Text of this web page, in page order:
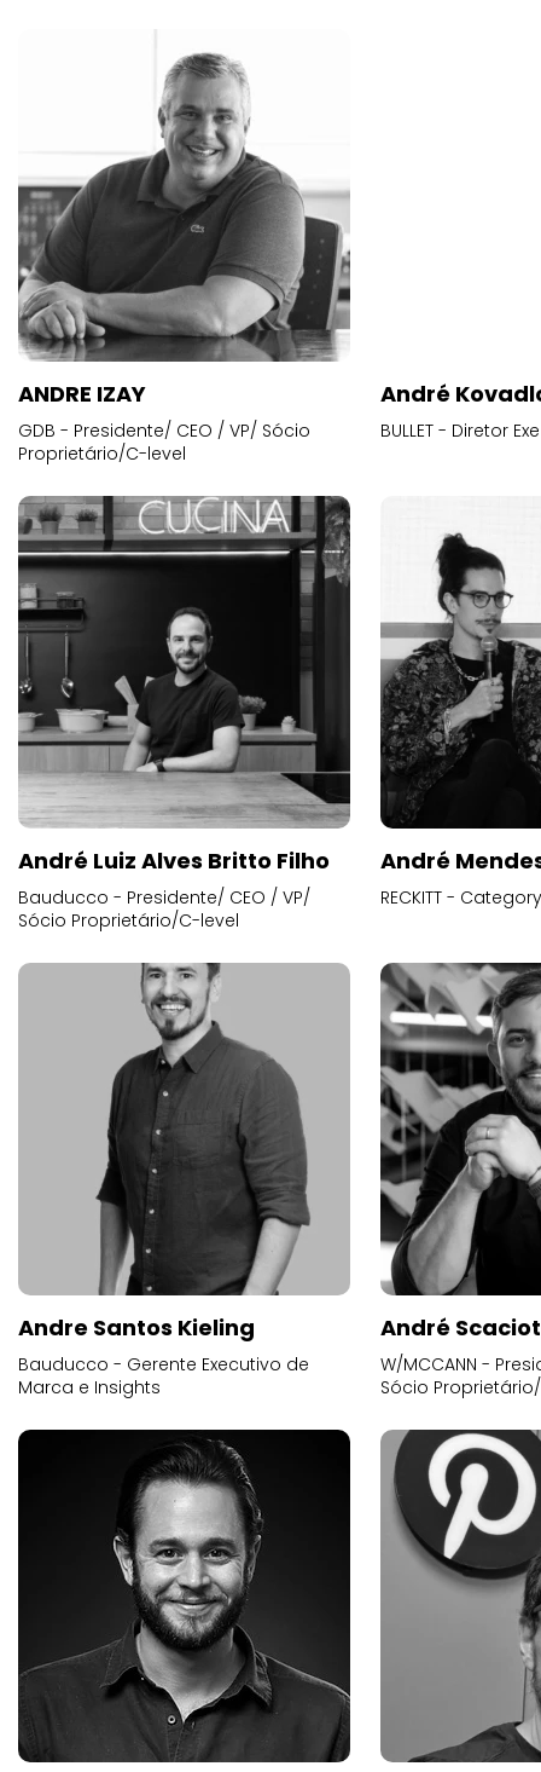
ANDRE IZAY
GDB - Presidente/ CEO / VP/ Sócio
Proprietário/C-level
André
BULLET - Diretor
André Luiz Alves Britto Filho
Bauducco - Presidente/ CEO / VP/
Sócio Proprietário/C-level
André
RECKITT -
Andre Santos Kieling
Bauducco - Gerente Executivo de
Marca e Insights
André
W/MCCANN -
Sócio